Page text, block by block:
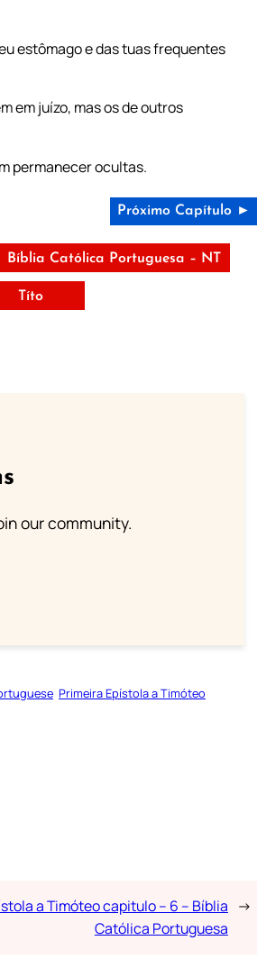
estômago e das tuas frequentes
em juízo, mas os de outros
permanecer ocultas.
Próximo Capítulo ►
Bíblia Católica Portuguesa – NT
Títo
our community.
Primeira Epístola a Timóteo
a Timóteo capitulo – 6 – Bíblia
Católica Portuguesa
→